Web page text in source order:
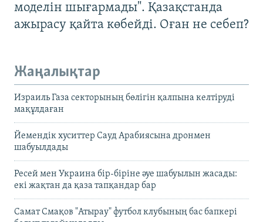
моделін шығармады". Қазақстанда
ажырасу қайта көбейді. Оған не себеп?
Жаңалықтар
Израиль Газа секторының бөлігін қалпына келтіруді
мақұлдаған
Йемендік хуситтер Сауд Арабиясына дронмен
шабуылдады
Ресей мен Украина бір-біріне әуе шабуылын жасады:
екі жақтан да қаза тапқандар бар
Самат Смақов "Атырау" футбол клубының бас бапкері